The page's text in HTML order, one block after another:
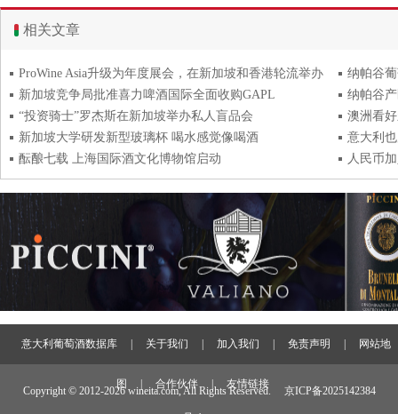
相关文章
ProWine Asia升级为年度展会，在新加坡和香港轮流举办
纳帕谷
新加坡竞争局批准喜力啤酒国际全面收购GAPL
纳帕谷
“投资骑士”罗杰斯在新加坡举办私人盲品会
澳洲看
新加坡大学研发新型玻璃杯 喝水感觉像喝酒
意大利
酝酿七载 上海国际酒文化博物馆启动
人民币
意大利葡萄酒数据库 关于我们 加入我们 免责声明 网站地
图 合作伙伴 友情链接
Copyright © 2012-2026 wineita.com, All Rights Reserved. 京ICP备2025142384